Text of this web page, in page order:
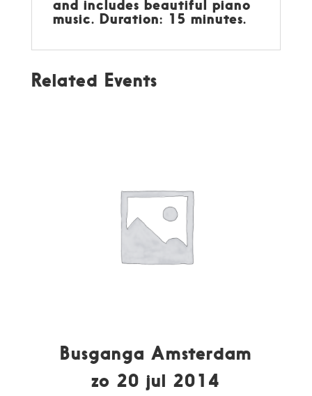
and includes beautiful piano
music. Duration: 15 minutes.
Related Events
Busganga Amsterdam
zo 20 jul 2014